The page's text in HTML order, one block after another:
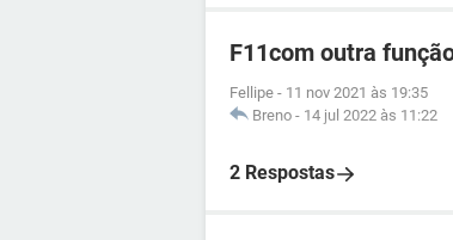
F11com outra
Fellipe - 11 nov 2021 às 19:35
Breno - 14 jul 2022 às 11:22
2 Respostas